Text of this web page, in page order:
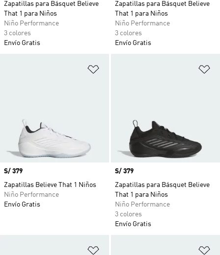
Zapatillas para Básquet Believe
That 1 para Niños
Niño Performance
3 colores
Envío Gratis
Zapatillas para Básquet Believe
That 1 para Niños
Niño Performance
3 colores
Envío Gratis
Precio
S/ 379
Zapatillas Believe That 1 Niños
Niño Performance
Envío Gratis
Precio
S/ 379
Zapatillas para Básquet Believe
That 1 para Niños
Niño Performance
3 colores
Envío Gratis